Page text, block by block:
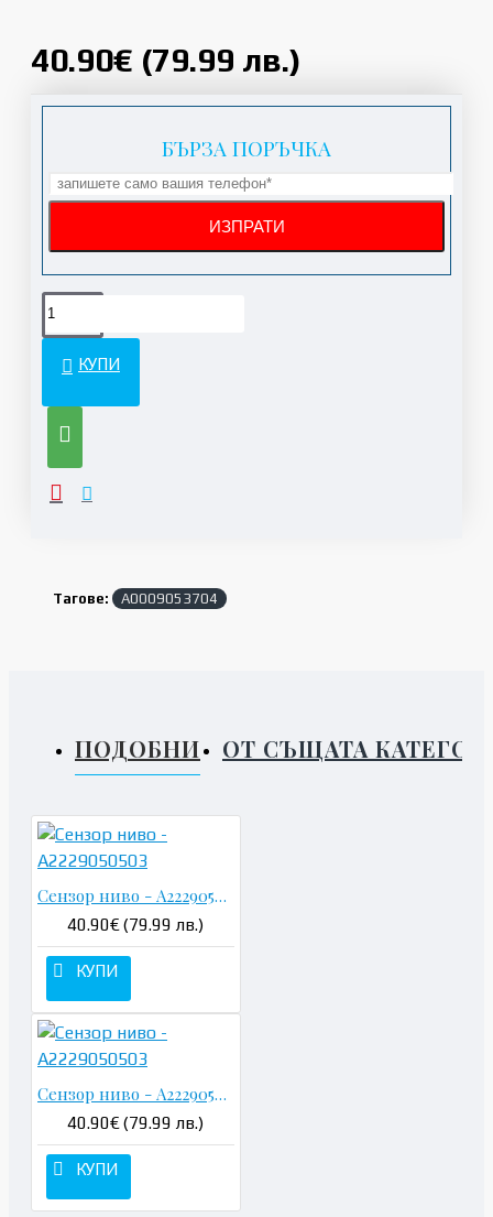
40.90€ (79.99 лв.)
БЪРЗА ПОРЪЧКА
КУПИ
Тагове: A0009053704
ПОДОБНИ ОТ СЪЩАТА
Сензор ниво - A2229050503
40.90€ (79.99 лв.)
КУПИ
Сензор ниво - A2229050503
40.90€ (79.99 лв.)
КУПИ